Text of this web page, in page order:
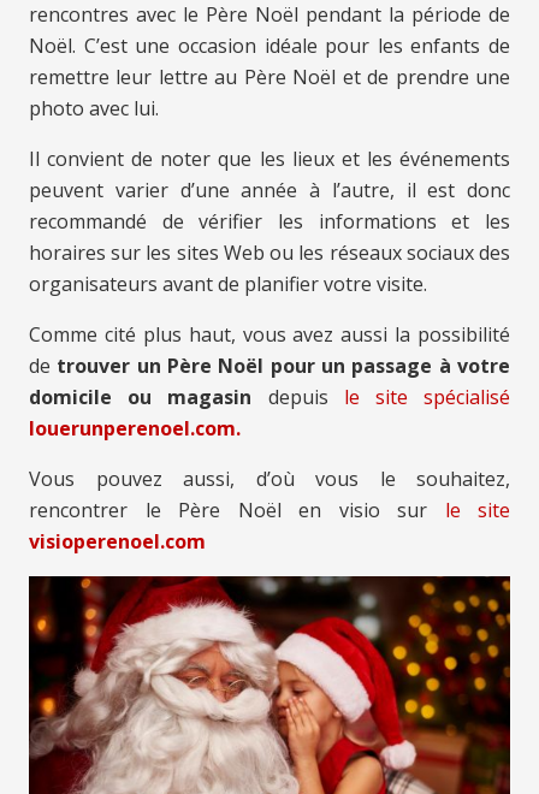
rencontres avec le Père Noël pendant la période de
Noël. C’est une occasion idéale pour les enfants de
remettre leur lettre au Père Noël et de prendre une
photo avec lui.
Il convient de noter que les lieux et les événements
peuvent varier d’une année à l’autre, il est donc
recommandé de vérifier les informations et les
horaires sur les sites Web ou les réseaux sociaux des
organisateurs avant de planifier votre visite.
Comme cité plus haut, vous avez aussi la possibilité
de trouver un Père Noël pour un passage à votre
domicile ou magasin depuis le site spécialisé
louerunperenoel.com.
Vous pouvez aussi, d’où vous le souhaitez,
rencontrer le Père Noël en visio sur le site
visioperenoel.com